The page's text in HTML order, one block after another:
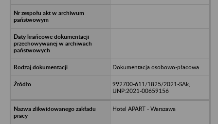
Dokumentacja osobowo-płacowa
992700-611/1825/2021-SAk;
UNP:2021-00659156
Hotel APART - Warszawa